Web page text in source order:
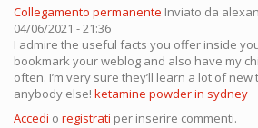
Collegamento permanente Inviato da
04/06/2021 - 21:36
I admire the useful facts you offer inside
bookmark your weblog and also have my
often. I’m very sure they’ll learn a lot of
anybody else! ketamine powder in sydney
Accedi o registrati per inserire commenti.